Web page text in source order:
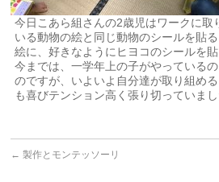
今日こあら組さんの2歳児はワークに取
いる動物の絵と同じ動物のシールを貼
絵に、好きなようにヒヨコのシールを
今までは、一学年上の子がやっている
のですが、いよいよ自分達が取り組め
も喜びテンション高く張り切っていまし
← 製作とモンテッソーリ